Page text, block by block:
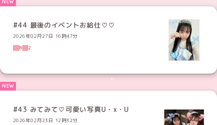
#44 最後のイベントお給仕♡♡
2026年02月27日 16時47分
8
2
#43 みてみて♡可愛い写真U・x・U
2026年02月23日 12時32分